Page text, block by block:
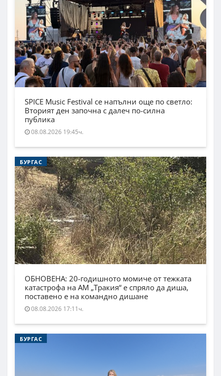
SPICE Music Festival се напълни още по светло:
Вторият ден започна с далеч по-силна
публика
08.08.2026 19:45ч.
БУРГАС
ОБНОВЕНА: 20-годишното момиче от тежката
катастрофа на АМ „Тракия“ е спряло да диша,
поставено е на командно дишане
08.08.2026 17:11ч.
БУРГАС